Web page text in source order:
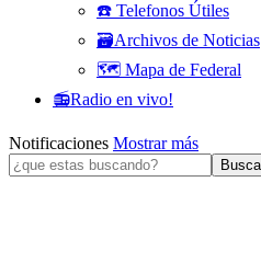
☎️ Telefonos Útiles
🗃️Archivos de Noticias
🗺️ Mapa de Federal
📻Radio en vivo!
Notificaciones Mostrar más